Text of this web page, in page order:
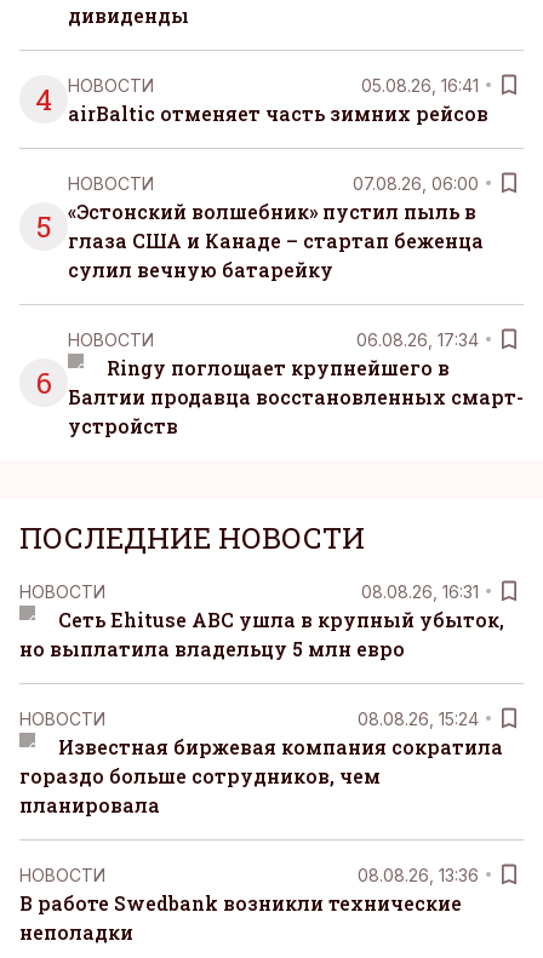
дивиденды
4 НОВОСТИ 05.08.26, 16:41
airBaltic отменяет часть зимних рейсов
5
НОВОСТИ 07.08.26, 06:00
«Эстонский волшебник» пустил пыль в
глаза США и Канаде – стартап беженца
сулил вечную батарейку
6
НОВОСТИ 06.08.26, 17:34
Ringy поглощает крупнейшего в
Балтии продавца восстановленных смарт-
устройств
ПОСЛЕДНИЕ НОВОСТИ
НОВОСТИ 08.08.26, 16:31
Сеть Ehituse ABC ушла в крупный убыток,
но выплатила владельцу 5 млн евро
НОВОСТИ 08.08.26, 15:24
Известная биржевая компания сократила
гораздо больше сотрудников, чем
планировала
НОВОСТИ 08.08.26, 13:36
В работе Swedbank возникли технические
неполадки